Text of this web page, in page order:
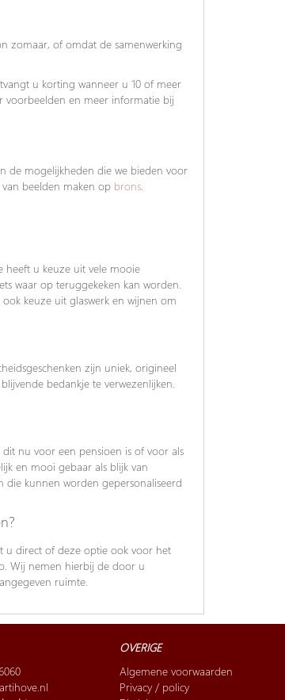
zomaar, of omdat de samenwerking
u korting wanneer u 10 of meer
voorbeelden en meer informatie bij
de mogelijkheden die we bieden voor
van beelden maken op brons.
heeft u keuze uit vele mooie
waar op teruggekeken kan worden.
keuze uit glaswerk en wijnen om
zijn uniek, origineel
bedankje te verwezenlijken.
nu voor een pensioen is of voor als
en mooi gebaar als blijk van
die kunnen worden gepersonaliseerd
u direct of deze optie ook voor het
Wij nemen hierbij de door u
ruimte.
OVERIGE
Algemene voorwaarden
Privacy / policy